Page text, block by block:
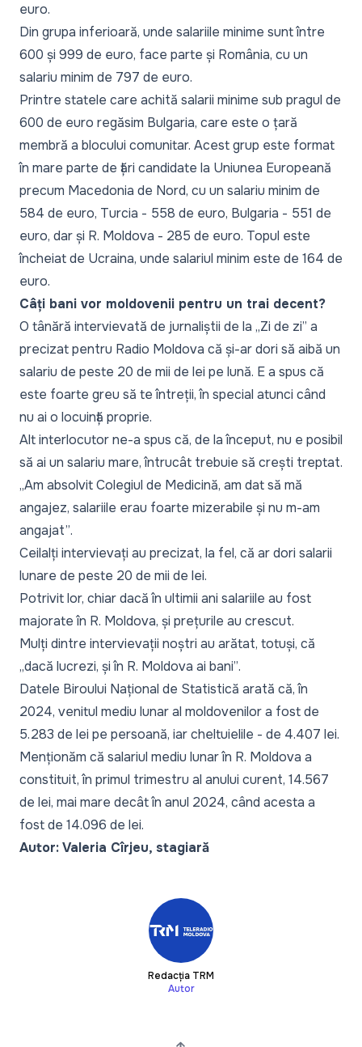
euro.
Din grupa inferioară, unde salariile minime sunt între
600 și 999 de euro, face parte și România, cu un
salariu minim de 797 de euro.
Printre statele care achită salarii minime sub pragul de
600 de euro regăsim Bulgaria, care este o țară
membră a blocului comunitar. Acest grup este format
în mare parte de țări candidate la Uniunea Europeană
precum Macedonia de Nord, cu un salariu minim de
584 de euro, Turcia - 558 de euro, Bulgaria - 551 de
euro, dar și R. Moldova - 285 de euro. Topul este
încheiat de Ucraina, unde salariul minim este de 164 de
euro.
Câți bani vor moldovenii pentru un trai decent?
O tânără intervievată de jurnaliștii de la „Zi de zi” a
precizat pentru Radio Moldova că și-ar dori să aibă un
salariu de peste 20 de mii de lei pe lună. E a spus că
este foarte greu să te întreții, în special atunci când
nu ai o locuință proprie.
Alt interlocutor ne-a spus că, de la început, nu e posibil
să ai un salariu mare, întrucât trebuie să crești treptat.
„Am absolvit Colegiul de Medicină, am dat să mă
angajez, salariile erau foarte mizerabile și nu m-am
angajat”.
Ceilalți intervievați au precizat, la fel, că ar dori salarii
lunare de peste 20 de mii de lei.
Potrivit lor, chiar dacă în ultimii ani salariile au fost
majorate în R. Moldova, și prețurile au crescut.
Mulți dintre intervievații noștri au arătat, totuși, că
„dacă lucrezi, și în R. Moldova ai bani”.
Datele Biroului Național de Statistică arată că, în
2024, venitul mediu lunar al moldovenilor a fost de
5.283 de lei pe persoană, iar cheltuielile - de 4.407 lei.
Menționăm că salariul mediu lunar în R. Moldova a
constituit, în primul trimestru al anului curent, 14.567
de lei, mai mare decât în anul 2024, când acesta a
fost de 14.096 de lei.
Autor: Valeria Cîrjeu, stagiară
Redacția TRM
Autor